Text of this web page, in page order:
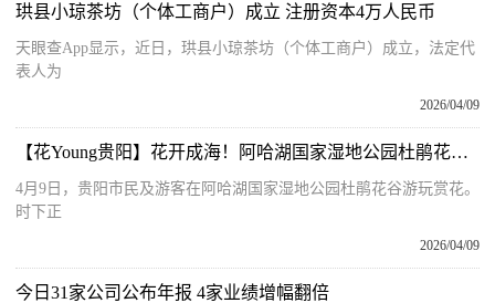
珙县小琼茶坊（个体工商户）成立 注册资本4万人民币
天眼查App显示，近日，珙县小琼茶坊（个体工商户）成立，法定代
表人为
2026/04/09
【花Young贵阳】花开成海！阿哈湖国家湿地公园杜鹃花谷迎来最佳观赏期 当前关注
4月9日，贵阳市民及游客在阿哈湖国家湿地公园杜鹃花谷游玩赏花。
时下正
2026/04/09
今日31家公司公布年报 4家业绩增幅翻倍